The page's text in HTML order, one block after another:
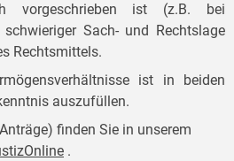
vorgeschrieben ist (z.B. bei
Sach- und Rechtslage
Rechtsmittels.
ist in beiden
auszufüllen.
finden Sie in unserem
.